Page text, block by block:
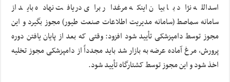
اسدالله نژاد با بیان اینکه مرغدار برای دریافت نهاده باید از
سامانه سماصط (سامانه مدیریت اطلاعات صنعت طیور) مجوز بگیرد و این
مجوز توسط دامپزشکی تأیید شود افزود: وقتی که بعد از پایان یافتن دوره
پرورش، مرغ آماده عرضه به بازار شد باید مجدداً از دامپزشکی مجوز تخلیه
اخذ شود و این مجوز توسط کشتارگاه تأیید شود.